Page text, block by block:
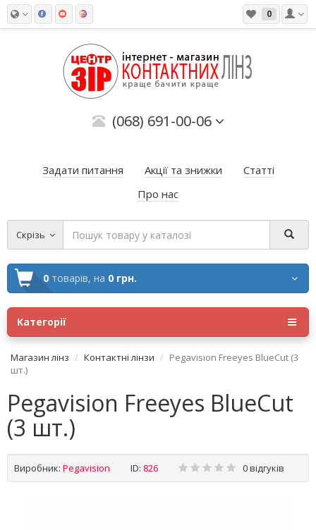
0
(068) 691-00-06
Задати питання Акції та знижки
Статті
Про нас
Скрізь
0 товарів, на 0 грн.
Категорії
Магазин лінз Контактні лінзи
Pegavision Freeyes BlueCut (3
шт.)
Pegavision Freeyes BlueCut
(3 шт.)
Виробник: Pegavision ID: 826 0 відгуків